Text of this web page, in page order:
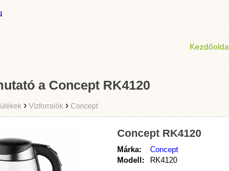
a Concept RK4120
› Vízforralók › Concept
Concept RK4120
Márka:
Concept
Modell:
RK4120